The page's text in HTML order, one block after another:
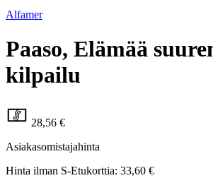
Alfamer
Paaso, Elämää
kilpailu
28,56 €
Asiakasomistajahinta
Hinta ilman S-Etukorttia: 33,60 €